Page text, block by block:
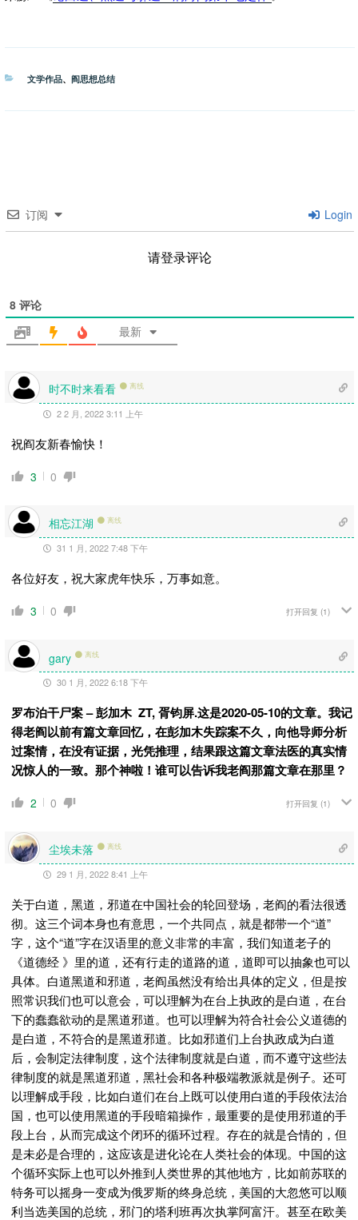
分
文学作品、 阎思想总结
订阅 Login
请登录评论
8 评论
最新
时不时来看看 离线
2 2 月, 2022 3:11 上午
祝阎友新春愉快！
3 0
相忘江湖 离线
31 1 月, 2022 7:48 下午
各位好友，祝大家虎年快乐，万事如意。
3 0 打开回复 (1)
gary 离线
30 1 月, 2022 6:18 下午
罗布泊干尸案 – 彭加木 ZT, 胥钧屏.这是2020-05-10的文章。我记
得老阎以前有篇文章回忆，在彭加木失踪案不久，向他导师分析
过案情，在没有证据，光凭推理，结果跟这篇文章法医的真实情
况惊人的一致。那个神啦！谁可以告诉我老阎那篇文章在那里？
2 0 打开回复 (1)
尘埃未落 离线
29 1 月, 2022 8:41 上午
关于白道，黑道，邪道在中国社会的轮回登场，老阎的看法很透
彻。这三个词本身也有意思，一个共同点，就是都带一个“道”
字，这个“道”字在汉语里的意义非常的丰富，我们知道老子的
《道德经 》里的道，还有行走的道路的道，道即可以抽象也可以
具体。白道黑道和邪道，老阎虽然没有给出具体的定义，但是按
照常识我们也可以意会，可以理解为在台上执政的是白道，在台
下的蠢蠢欲动的是黑道邪道。也可以理解为符合社会公义道德的
是白道，不符合的是黑道邪道。比如邪道们上台执政成为白道
后，会制定法律制度，这个法律制度就是白道，而不遵守这些法
律制度的就是黑道邪道，黑社会和各种极端教派就是例子。还可
以理解成手段，比如白道们在台上既可以使用白道的手段依法治
国，也可以使用黑道的手段暗箱操作，最重要的是使用邪道的手
段上台，从而完成这个闭环的循环过程。存在的就是合情的，但
是未必是合理的，这应该是进化论在人类社会的体现。中国的这
个循环实际上也可以外推到人类世界的其他地方，比如前苏联的
特务可以摇身一变成为俄罗斯的终身总统，美国的大忽悠可以顺
利当选美国的总统，邪门的塔利班再次执掌阿富汗。甚至在欧美